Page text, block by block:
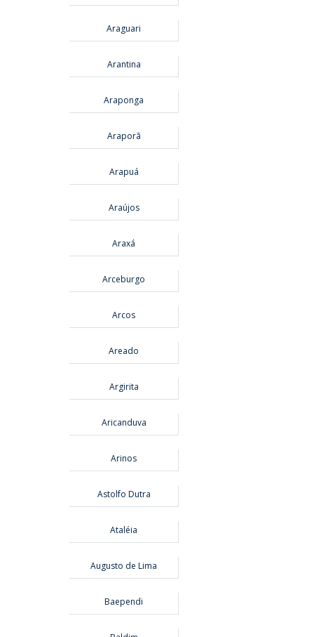
Araguari
Arantina
Araponga
Araporã
Arapuá
Araújos
Araxá
Arceburgo
Arcos
Areado
Argirita
Aricanduva
Arinos
Astolfo Dutra
Ataléia
Augusto de Lima
Baependi